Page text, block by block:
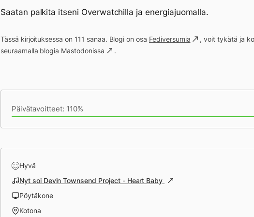
Saatan palkita itseni Overwatchilla ja energiajuomalla.
Tässä kirjoituksessa on 111 sanaa. Blogi on osa Fediversumia
, voit tykätä ja
seuraamalla blogia Mastodonissa .
Päivätavoitteet: 110%
Hyvä
Nyt soi Devin Townsend Project - Heart Baby
Pöytäkone
Kotona